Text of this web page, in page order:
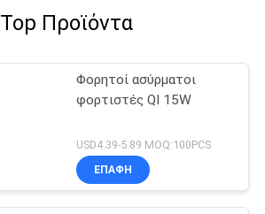
Top Προϊόντα
Φορητοί ασύρματοι
φορτιστές QI 15W
USD4.39-5.89 MOQ:100PCS
ΕΠΑΦΉ